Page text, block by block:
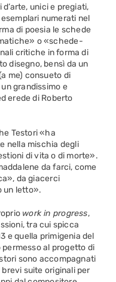
unici e pregiati,
numerati nel
di poesia le schede
o «schede-
critiche in forma di
disegno, bensì da un
me) consueto di
grandissimo e
erede di Roberto
Testori «ha
nella mischia degli
di vita o di morte».
da farci, come
da giacerci
un letto».
work in progress,
tra cui spicca
e quella primigenia del
al progetto di
sono accompagnati
suite originali per